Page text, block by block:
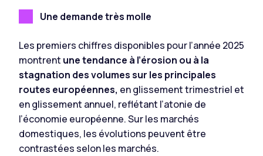
Une demande très molle
Les premiers chiffres disponibles pour l’année 2025
montrent une tendance à l’érosion ou à la
stagnation des volumes sur les principales
routes européennes, en glissement trimestriel et
en glissement annuel, reflétant l’atonie de
l’économie européenne. Sur les marchés
domestiques, les évolutions peuvent être
contrastées selon les marchés.